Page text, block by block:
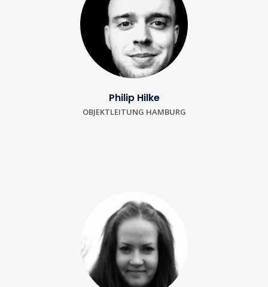
Philip Hilke
OBJEKTLEITUNG HAMBURG